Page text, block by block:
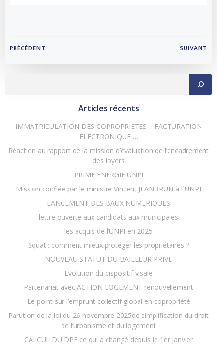
Navigation
PRÉCÉDENT
Navigation
l’article
SUIVANT
Articles récents
IMMATRICULATION DES COPROPRIETES – FACTURATION
ELECTRONIQUE …
Réaction au rapport de la mission d’évaluation de l’encadrement
des loyers
PRIME ENERGIE UNPI
Mission confiée par le ministre Vincent JEANBRUN à l´UNPI
LANCEMENT DES BAUX NUMERIQUES
lettre ouverte aux candidats aux municipales
les acquis de l’UNPI en 2025
Squat : comment mieux protéger les propriétaires ?
NOUVEAU STATUT DU BAILLEUR PRIVE
Evolution du dispositif visale
Partenariat avec ACTION LOGEMENT renouvellement
Le point sur l’emprunt collectif global en copropriété
Parution de la loi du 26 novembre 2025de simplification du droit
de l’urbanisme et du logement
CALCUL DU DPE ce qui a changé depuis le 1er janvier